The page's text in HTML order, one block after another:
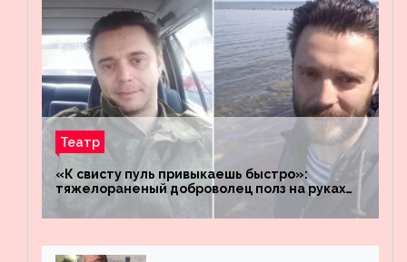
Театр
«К свисту пуль привыкаешь быстро»:
тяжелораненый доброволец полз на руках
четыре километра через заминированное
поле